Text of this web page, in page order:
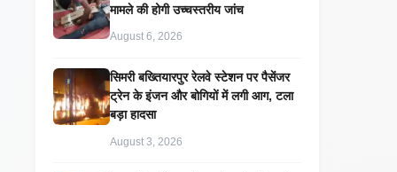
मामले की होगी उच्चस्तरीय जांच
August 6, 2026
सिमरी बख्तियारपुर रेलवे स्टेशन पर पैसेंजर
ट्रेन के इंजन और बोगियों में लगी आग, टला
बड़ा हादसा
August 3, 2026